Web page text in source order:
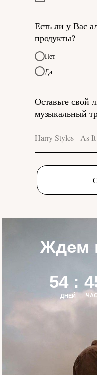
Есть ли у Вас
продукты?
Нет
Да
Оставьте свой
музыкальный
ДНЕЙ
Ждем
54 :